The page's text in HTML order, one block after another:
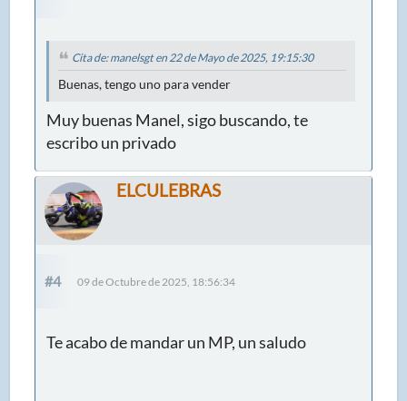
Cita de: manelsgt en 22 de Mayo de 2025, 19:15:30
Buenas, tengo uno para vender
Muy buenas Manel, sigo buscando, te
escribo un privado
ELCULEBRAS
#4 09 de Octubre de 2025, 18:56:34
Te acabo de mandar un MP, un saludo